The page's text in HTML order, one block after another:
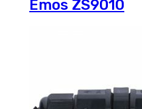
Emos ZS9010